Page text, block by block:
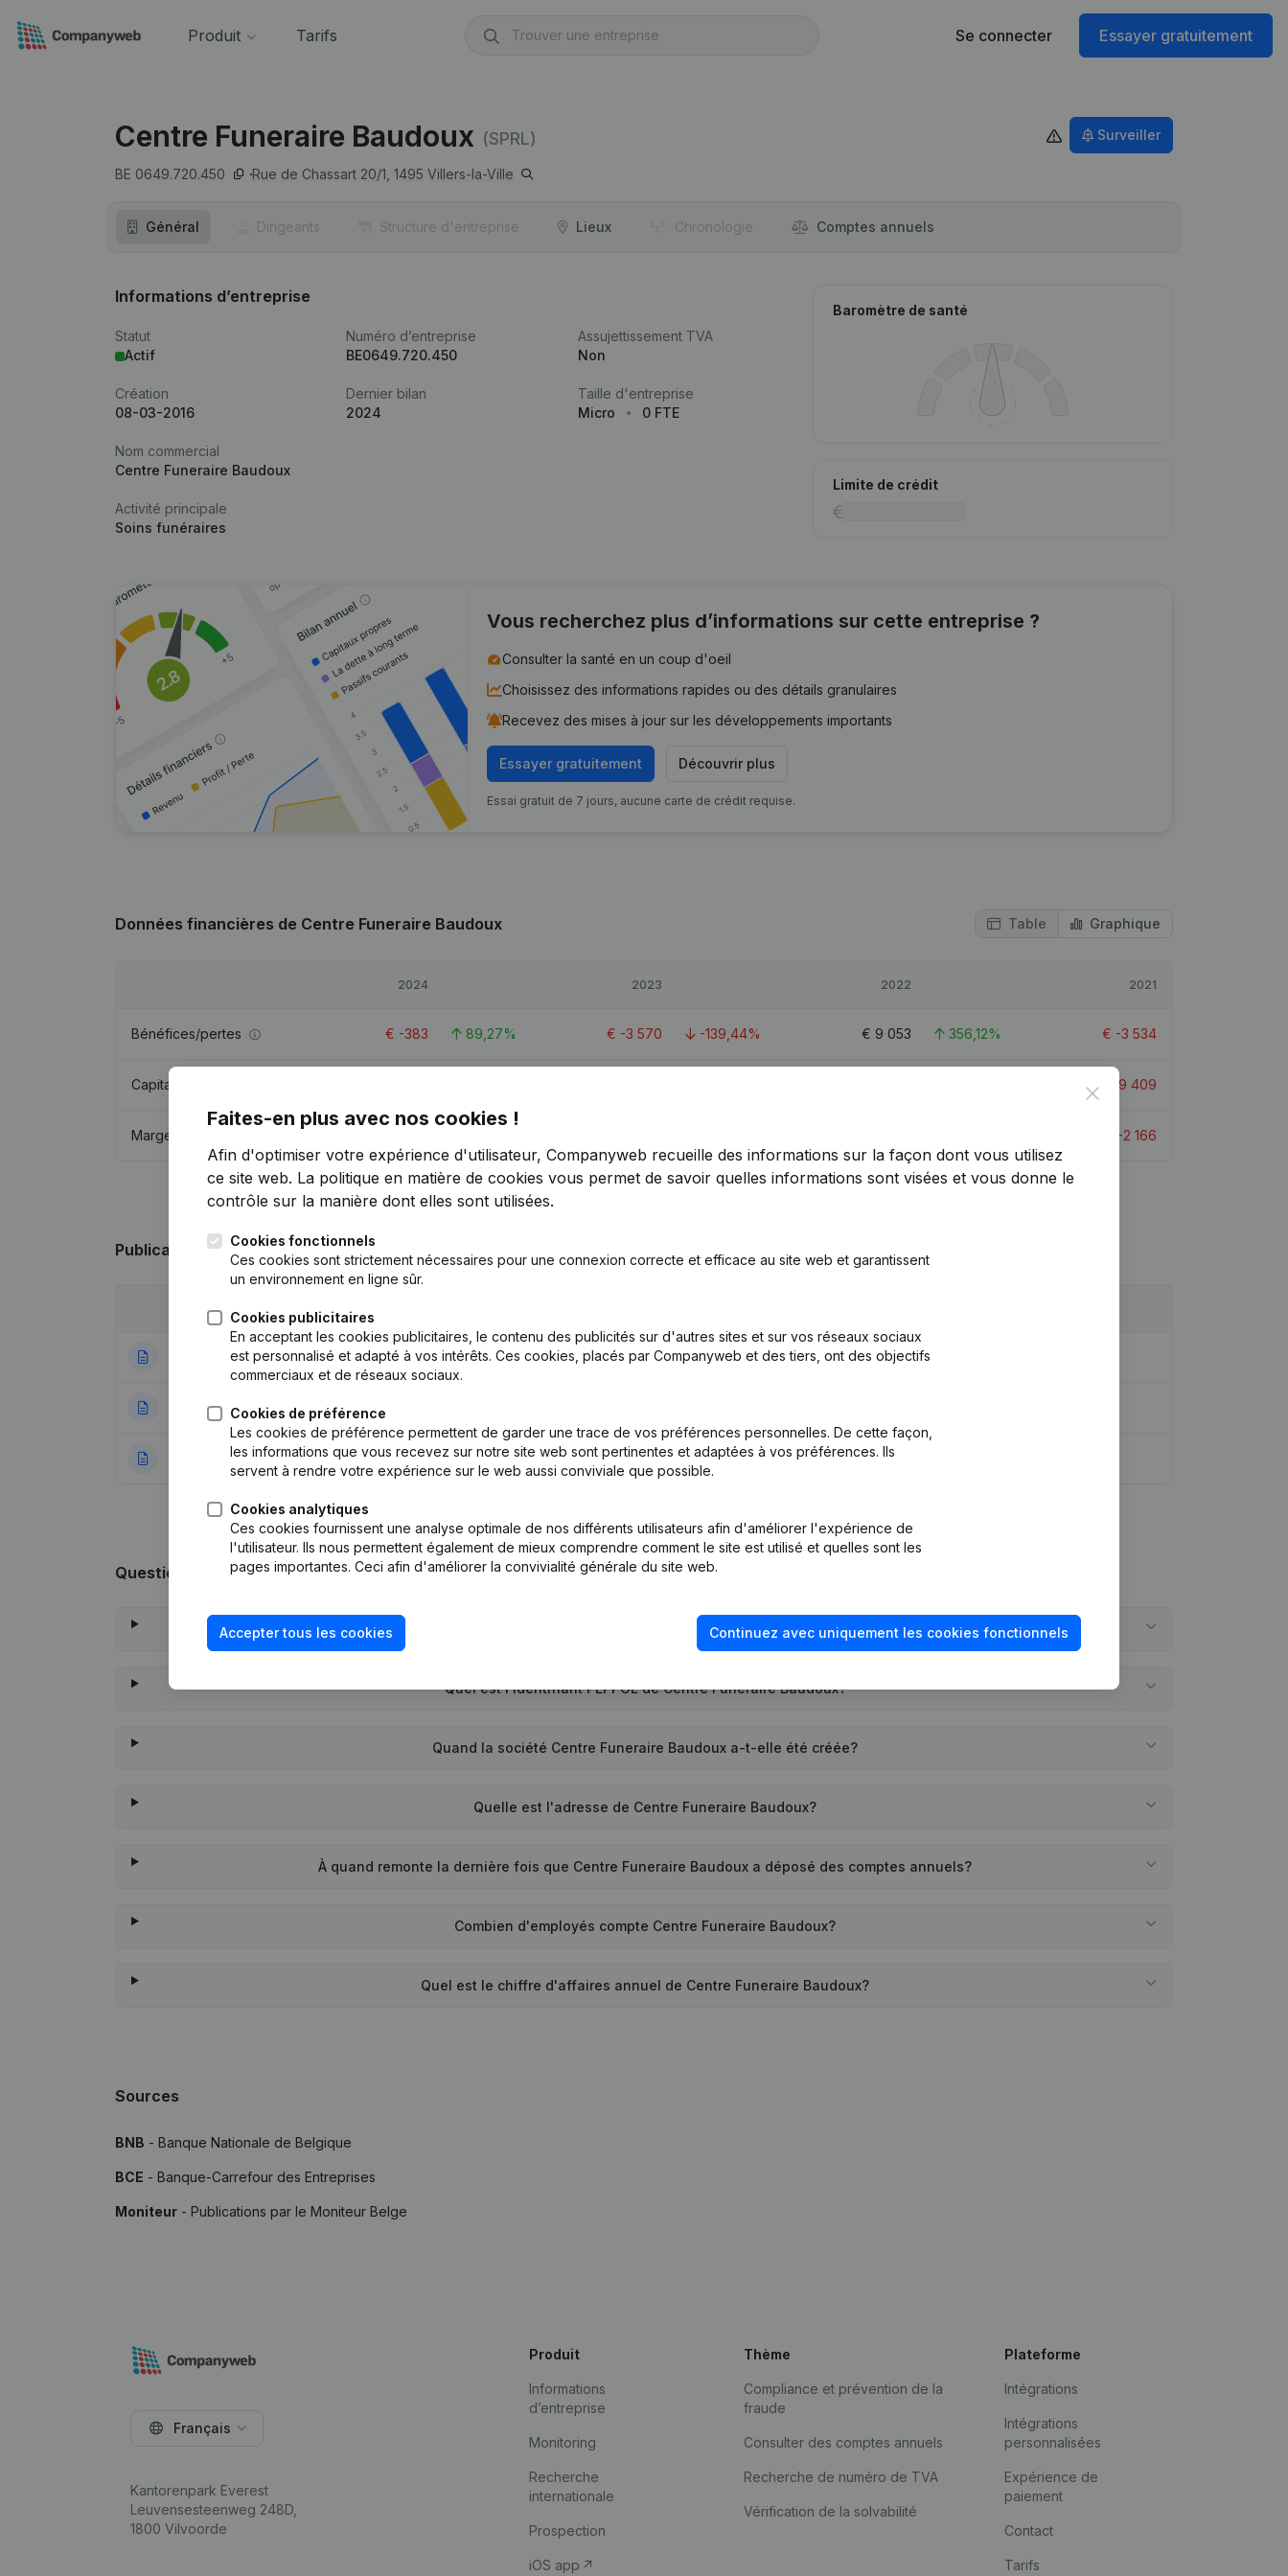
Produit Tarifs Se connecter Essayer gratuitement
Centre Funeraire Baudoux (SPRL)
BE 0649.720.450 Rue de Chassart 20/1, 1495 Villers-la-Ville
Surveiller
Général Dirigeants Structure d'entreprise Lieux Chronologie Comptes annuels
Informations d’entreprise
Statut
Actif
Numéro d’entreprise
BE0649.720.450
Assujettissement TVA
Non
Création
08-03-2016
Dernier bilan
2024
Taille d'entreprise
Micro
0 FTE
Nom commercial
Centre Funeraire Baudoux
Activité principale
Soins funéraires
Baromètre de santé
Limite de crédit
Vous recherchez plus d’informations sur cette entreprise ?
Consulter la santé en un coup d'oeil
Choisissez des informations rapides ou des détails granulaires
Recevez des mises à jour sur les développements importants
Essayer gratuitement Découvrir plus
Essai gratuit de 7 jours, aucune carte de crédit requise.
Données financières de Centre Funeraire Baudoux Table Graphique
2024 2023 2022 2021
Bénéfices/pertes € -383 89,27% € -3 570 -139,44% € 9 053 356,12% € -3 534
Capitaux propres € -19 409
Marge brute -2 166
Publicationsde Centre Funeraire Baudoux
Publication
14-01-2022 Demissions, Nominations
13-06-2017 Siège Social
10-03-2016 Rubrique Constitution (Nouvelle Personne Morale, Ouverture Succursale, etc...)
Questions fréquemment posées
Quel est le numéro d'entreprise de Centre Funeraire Baudoux?
Quel est l'identifiant PEPPOL de Centre Funeraire Baudoux?
Quand la société Centre Funeraire Baudoux a-t-elle été créée?
Quelle est l'adresse de Centre Funeraire Baudoux?
À quand remonte la dernière fois que Centre Funeraire Baudoux a déposé des comptes annuels?
Combien d'employés compte Centre Funeraire Baudoux?
Quel est le chiffre d'affaires annuel de Centre Funeraire Baudoux?
Sources
BNB - Banque Nationale de Belgique
BCE - Banque-Carrefour des Entreprises
Moniteur - Publications par le Moniteur Belge
Close
Faites-en plus avec nos cookies !
Afin d'optimiser votre expérience d'utilisateur, Companyweb recueille des informations sur la façon dont vous utilisez
ce site web. La politique en matière de cookies vous permet de savoir quelles informations sont visées et vous donne le
contrôle sur la manière dont elles sont utilisées.
Cookies fonctionnels
Ces cookies sont strictement nécessaires pour une connexion correcte et efficace au site web et garantissent
un environnement en ligne sûr.
Cookies publicitaires
En acceptant les cookies publicitaires, le contenu des publicités sur d'autres sites et sur vos réseaux sociaux
est personnalisé et adapté à vos intérêts. Ces cookies, placés par Companyweb et des tiers, ont des objectifs
commerciaux et de réseaux sociaux.
Cookies de préférence
Les cookies de préférence permettent de garder une trace de vos préférences personnelles. De cette façon,
les informations que vous recevez sur notre site web sont pertinentes et adaptées à vos préférences. Ils
servent à rendre votre expérience sur le web aussi conviviale que possible.
Cookies analytiques
Ces cookies fournissent une analyse optimale de nos différents utilisateurs afin d'améliorer l'expérience de
l'utilisateur. Ils nous permettent également de mieux comprendre comment le site est utilisé et quelles sont les
pages importantes. Ceci afin d'améliorer la convivialité générale du site web.
Accepter tous les cookies Continuez avec uniquement les cookies fonctionnels
Français
Kantorenpark Everest
Leuvensesteenweg 248D,
1800 Vilvoorde
Produit
Informations
d’entreprise
Monitoring
Recherche
internationale
Prospection
iOS app
Thème
Compliance et prévention de la
fraude
Consulter des comptes annuels
Recherche de numéro de TVA
Vérification de la solvabilité
Plateforme
Intégrations
Intégrations
personnalisées
Expérience de
paiement
Contact
Tarifs